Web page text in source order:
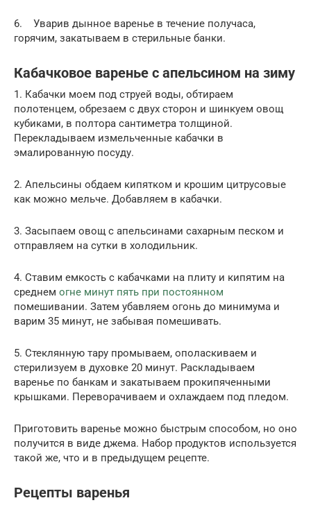
6. Уварив дынное варенье в течение получаса,
горячим, закатываем в стерильные банки.
Кабачковое варенье с апельсином на зиму
1. Кабачки моем под струей воды, обтираем
полотенцем, обрезаем с двух сторон и шинкуем овощ
кубиками, в полтора сантиметра толщиной.
Перекладываем измельченные кабачки в
эмалированную посуду.
2. Апельсины обдаем кипятком и крошим цитрусовые
как можно мельче. Добавляем в кабачки.
3. Засыпаем овощ с апельсинами сахарным песком и
отправляем на сутки в холодильник.
4. Ставим емкость с кабачками на плиту и кипятим на
среднем огне минут пять при постоянном
помешивании. Затем убавляем огонь до минимума и
варим 35 минут, не забывая помешивать.
5. Стеклянную тару промываем, ополаскиваем и
стерилизуем в духовке 20 минут. Раскладываем
варенье по банкам и закатываем прокипяченными
крышками. Переворачиваем и охлаждаем под пледом.
Приготовить варенье можно быстрым способом, но оно
получится в виде джема. Набор продуктов используется
такой же, что и в предыдущем рецепте.
Рецепты варенья